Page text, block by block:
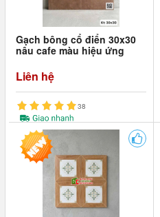
Gạch bông cổ điển 30x30
nâu cafe màu hiệu ứng
Liên hệ
38